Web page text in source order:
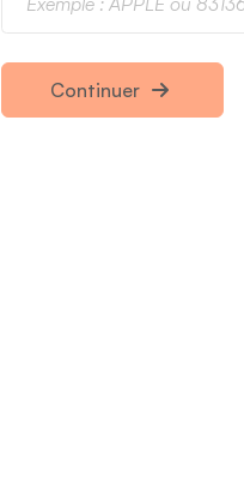
Continuer